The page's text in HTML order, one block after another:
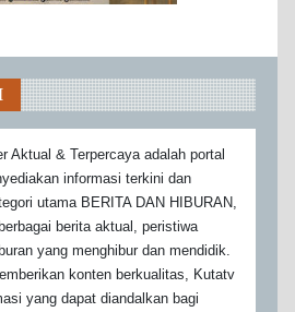
Aktual & Terpercaya adalah portal
informasi terkini dan
utama BERITA DAN HIBURAN,
berita aktual, peristiwa
yang menghibur dan mendidik.
konten berkualitas, Kutatv
yang dapat diandalkan bagi